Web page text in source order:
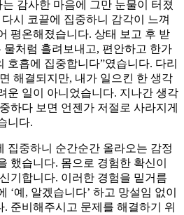
감사한 마음에 그만 눈물이 터졌
시 코끝에 집중하니 감각이 느껴
평온해졌습니다. 상태 보고 후 받
물처럼 흘려보내고, 편안하고 한가
호흡에 집중합니다”였습니다. 다리
해결되지만, 내가 일으킨 한 생각
운 일이 아니었습니다. 지나간 생각
하다 보면 언젠가 저절로 사라지게
니다.
집중하니 순간순간 올라오는 감정
했습니다. 몸으로 경험한 확신이
기합니다. 이러한 경험을 밑거름
‘예, 알겠습니다’ 하고 망설임 없이
준비해주시고 문제를 해결하기 위